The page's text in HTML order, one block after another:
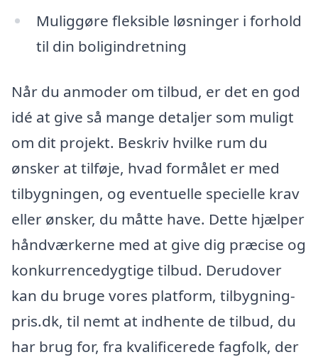
Muliggøre fleksible løsninger i forhold
til din boligindretning
Når du anmoder om tilbud, er det en god
idé at give så mange detaljer som muligt
om dit projekt. Beskriv hvilke rum du
ønsker at tilføje, hvad formålet er med
tilbygningen, og eventuelle specielle krav
eller ønsker, du måtte have. Dette hjælper
håndværkerne med at give dig præcise og
konkurrencedygtige tilbud. Derudover
kan du bruge vores platform, tilbygning-
pris.dk, til nemt at indhente de tilbud, du
har brug for, fra kvalificerede fagfolk, der